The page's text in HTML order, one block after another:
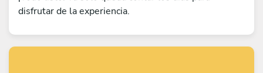
disfrutar de la experiencia.